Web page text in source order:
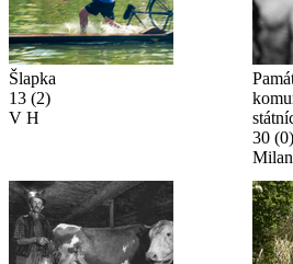
Šlapka
13 (2)
V H
30 (0)